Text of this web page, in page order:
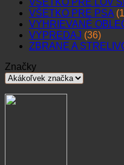
VŠETKO PRE LOV
VŠETKO PRE PSA
VYHRIEVANÉ
VÝPREDAJ (36)
ZBRANE A
Značky